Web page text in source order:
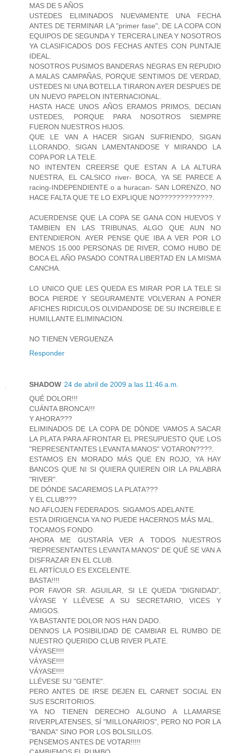
MAS DE 5 AÑOS
USTEDES ELIMINADOS NUEVAMENTE UNA FECHA
ANTES DE TERMINAR LA "primer fase", DE LA COPA CON
EQUIPOS DE SEGUNDA Y TERCERA LINEA Y NOSOTROS
YA CLASIFICADOS DOS FECHAS ANTES CON PUNTAJE
IDEAL.
NOSOTROS PUSIMOS BANDERAS NEGRAS EN REPUDIO
A MALAS CAMPAÑAS, PORQUE SENTIMOS DE VERDAD,
USTEDES NI UNA BOTELLA TIRARON AYER DESPUES DE
UN NUEVO PAPELON INTERNACIONAL.
HASTA HACE UNOS AÑOS ERAMOS PRIMOS, DECIAN
USTEDES, PORQUE PARA NOSOTROS SIEMPRE
FUERON NUESTROS HIJOS.
QUE LE VAN A HACER SIGAN SUFRIENDO, SIGAN
LLORANDO, SIGAN LAMENTANDOSE Y MIRANDO LA
COPA POR LA TELE.
NO INTENTEN CREERSE QUE ESTAN A LA ALTURA
NUESTRA, EL CALSICO river- BOCA, YA SE PARECE A
racing-INDEPENDIENTE o a huracan- SAN LORENZO, NO
HACE FALTA QUE TE LO EXPLIQUE NO?????????????.
ACUERDENSE QUE LA COPA SE GANA CON HUEVOS Y
TAMBIEN EN LAS TRIBUNAS, ALGO QUE AUN NO
ENTENDIERON. AYER PENSE QUE IBA A VER POR LO
MENOS 15.000 PERSONAS DE RIVER, COMO HUBO DE
BOCA EL AÑO PASADO CONTRA LIBERTAD EN LA MISMA
CANCHA.
LO UNICO QUE LES QUEDA ES MIRAR POR LA TELE SI
BOCA PIERDE Y SEGURAMENTE VOLVERAN A PONER
AFICHES RIDICULOS OLVIDANDOSE DE SU INCREIBLE E
HUMILLANTE ELIMINACION.
NO TIENEN VERGUENZA
Responder
SHADOW 24 de abril de 2009 a las 11:46 a.m.
QUÉ DOLOR!!!
CUÁNTA BRONCA!!!
Y AHORA???
ELIMINADOS DE LA COPA DE DÓNDE VAMOS A SACAR
LA PLATA PARA AFRONTAR EL PRESUPUESTO QUE LOS
"REPRESENTANTES LEVANTA MANOS" VOTARON????.
ESTAMOS EN MORADO MÁS QUE EN ROJO, YA HAY
BANCOS QUE NI SI QUIERA QUIEREN OIR LA PALABRA
"RIVER".
DE DÓNDE SACAREMOS LA PLATA???
Y EL CLUB???
NO AFLOJEN FEDERADOS. SIGAMOS ADELANTE.
ESTA DIRIGENCIA YA NO PUEDE HACERNOS MÁS MAL.
TOCAMOS FONDO.
AHORA ME GUSTARÍA VER A TODOS NUESTROS
"REPRESENTANTES LEVANTA MANOS" DE QUÉ SE VAN A
DISFRAZAR EN EL CLUB.
EL ARTÍCULO ES EXCELENTE.
BASTA!!!!
POR FAVOR SR. AGUILAR, SI LE QUEDA "DIGNIDAD",
VÁYASE Y LLÉVESE A SU SECRETARIO, VICES Y
AMIGOS.
YA BASTANTE DOLOR NOS HAN DADO.
DENNOS LA POSIBILIDAD DE CAMBIAR EL RUMBO DE
NUESTRO QUERIDO CLUB RIVER PLATE.
VÁYASE!!!!
VÁYASE!!!!
VÁYASE!!!!
LLÉVESE SU "GENTE".
PERO ANTES DE IRSE DEJEN EL CARNET SOCIAL EN
SUS ESCRITORIOS.
YA NO TIENEN DERECHO ALGUNO A LLAMARSE
RIVERPLATENSES, SÍ "MILLONARIOS", PERO NO POR LA
"BANDA" SINO POR LOS BOLSILLOS.
PENSEMOS ANTES DE VOTAR!!!!!